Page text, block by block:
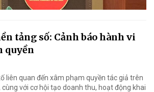
tảng số: Cảnh báo hành vi
quyền
liên quan đến xâm phạm quyền tác giả trên
với cơ hội tạo doanh thu, hoạt động khai